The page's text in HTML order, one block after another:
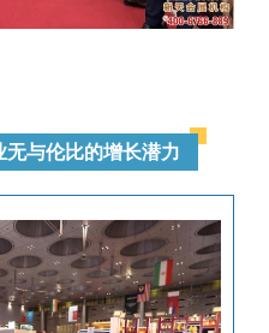
无与伦比的增长潜力